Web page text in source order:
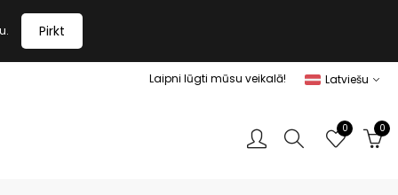
Pirkt
Laipni lūgti mūsu veikalā! Latviešu
0 0